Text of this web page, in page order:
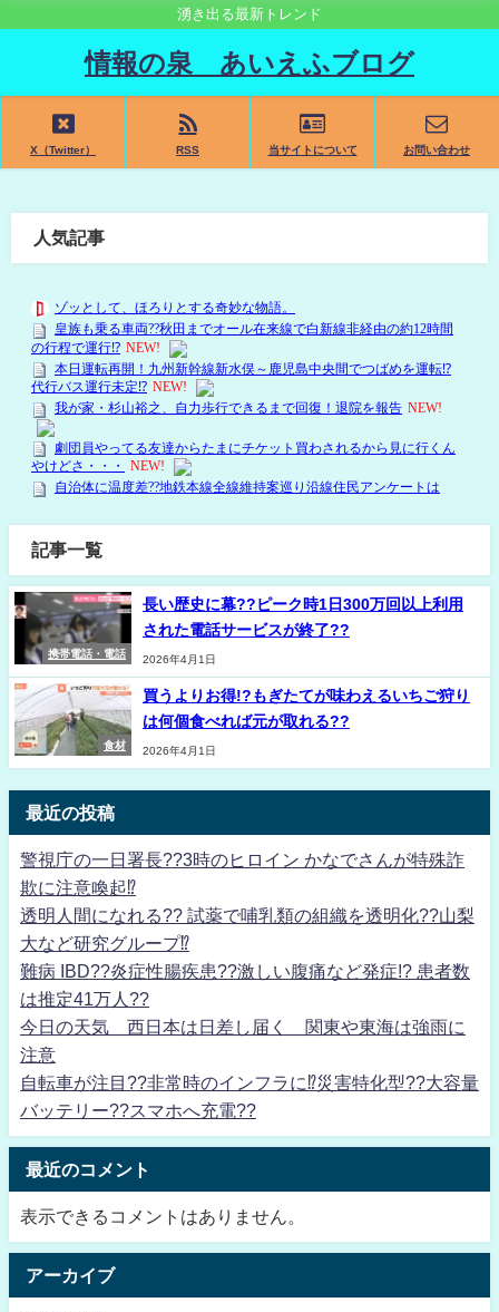
湧き出る最新トレンド
情報の泉 あいえふブログ
X（Twitter） RSS 当サイトについて お問い合わせ
人気記事
記事一覧
携帯電話・電話
長い歴史に幕??ピーク時1日300万回以上利用
された電話サービスが終了??
2026年4月1日
食材
買うよりお得!?もぎたてが味わえるいちご狩り
は何個食べれば元が取れる??
2026年4月1日
最近の投稿
警視庁の一日署長??3時のヒロイン かなでさんが特殊詐
欺に注意喚起⁉
透明人間になれる?? 試薬で哺乳類の組織を透明化??山梨
大など研究グループ⁉
難病 IBD??炎症性腸疾患??激しい腹痛など発症!? 患者数
は推定41万人??
今日の天気 西日本は日差し届く 関東や東海は強雨に
注意
自転車が注目??非常時のインフラに⁉災害特化型??大容量
バッテリー??スマホへ充電??
最近のコメント
表示できるコメントはありません。
アーカイブ